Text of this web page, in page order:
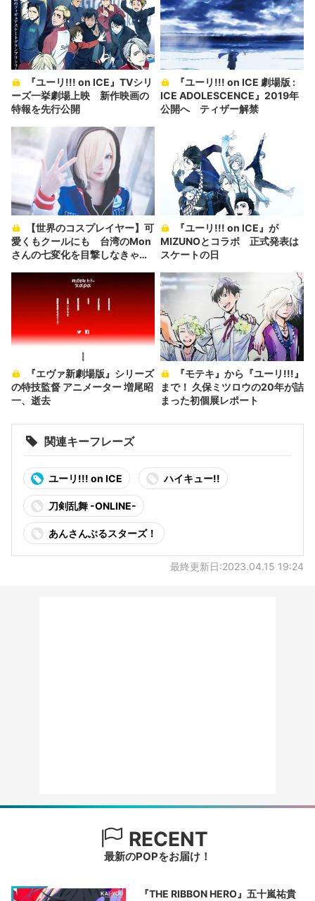
ーズ一挙劇場上映 新作映画の
特報を先行公開
ICE ADOLESCENCE』2019年
公開へ ティザー解禁
愛くもクールにも 台湾のMon
さんの七変化を目撃しなきゃ…
MIZUNOとコラボ 正式発表は
スケートの日
の特技監督 アニメーター 増尾昭
一、逝去
まで！ 久保ミツロウの20年が詰
まった初個展レポート
関連キーフレーズ
ユーリ!!! on ICE ハイキュー!!
刀剣乱舞 -ONLINE-
あんさんぶるスターズ！
最終更新日:2023.04.15 19:24
RECENT
最新のPOPをお届け！
『THE RIBBON HERO』五十嵐祐貴